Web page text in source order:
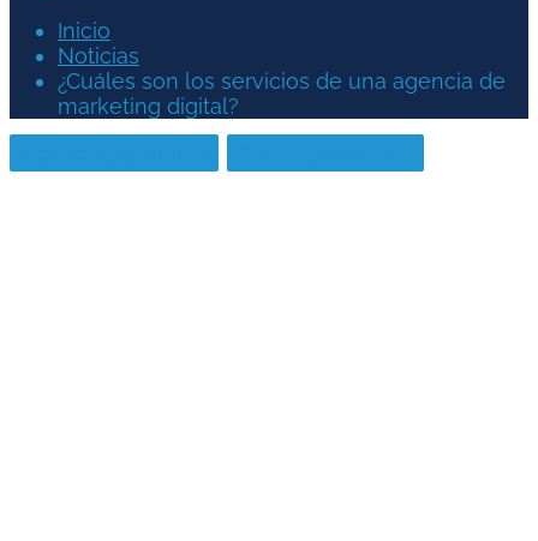
Inicio
Noticias
¿Cuáles son los servicios de una agencia de
marketing digital?